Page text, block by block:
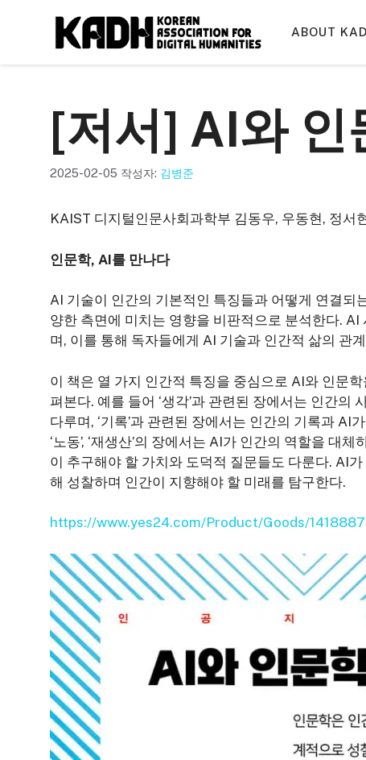
ABOUT
[저서] AI와 인
2025-02-05 작성자: 김병준
KAIST 디지털인문사회과학부 김동우, 우동현, 정서
인문학, AI를 만나다
AI 기술이 인간의 기본적인 특징들과 어떻게 연결되
양한 측면에 미치는 영향을 비판적으로 분석한다.
며, 이를 통해 독자들에게 AI 기술과 인간적 삶의 관
이 책은 열 가지 인간적 특징을 중심으로 AI와 인문
펴본다. 예를 들어 ‘생각’과 관련된 장에서는 인간
다루며, ‘기록’과 관련된 장에서는 인간의 기록과 AI
‘노동’, ‘재생산’의 장에서는 AI가 인간의 역할을 대
이 추구해야 할 가치와 도덕적 질문들도 다룬다. AI
해 성찰하며 인간이 지향해야 할 미래를 탐구한다.
https://www.yes24.com/Product/Goods/